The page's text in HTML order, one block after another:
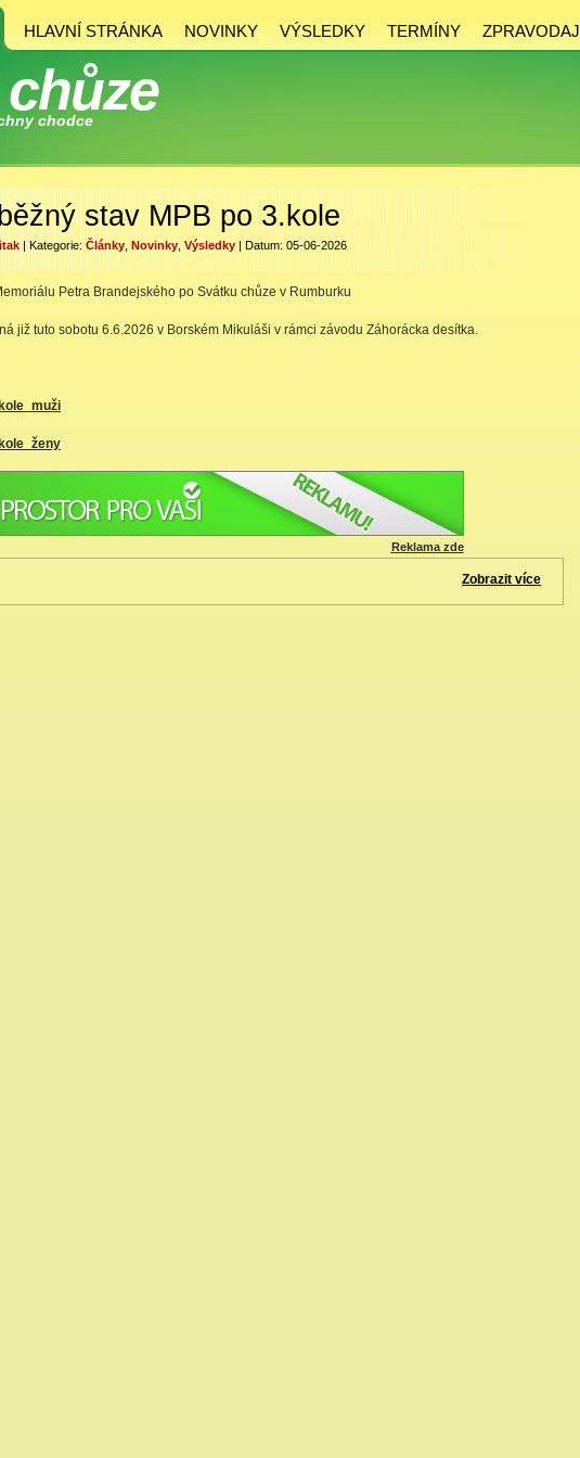
HLAVNÍ STRÁNKA NOVINKY VÝSLEDKY TERMÍNY ZPRAVODAJ
chodce
stav MPB po 3.kole
| Kategorie: Články Novinky Výsledky | Datum: 05-06-2026
Petra Brandejského po Svátku chůze v Rumburku
již tuto sobotu 6.6.2026 v Borském Mikuláši v rámci závodu Záhorácka desítka.
Reklama zde
Zobrazit více